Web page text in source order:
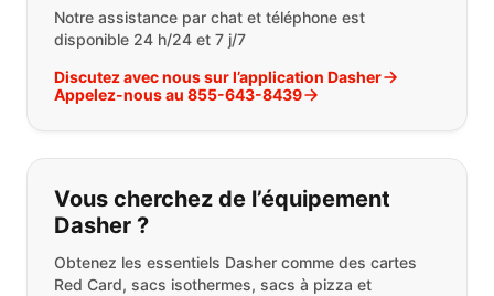
Notre assistance par chat et téléphone est
disponible 24 h/24 et 7 j/7
Discutez avec nous sur l’application Dasher
Appelez-nous au 855-643-8439
Vous cherchez de l’équipement
Dasher ?
Obtenez les essentiels Dasher comme des cartes
Red Card, sacs isothermes, sacs à pizza et